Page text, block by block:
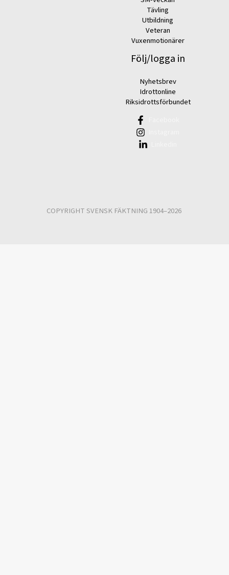
Tävling
Utbildning
Veteran
Vuxenmotionärer
Följ/logga in
Nyhetsbrev
Idrottonline
Riksidrottsförbundet
COPYRIGHT SVENSK FÄKTNING 1904–2026